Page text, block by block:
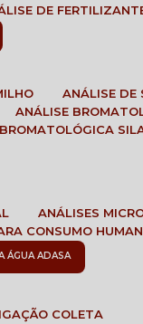
DE
ANÁLISE
ANÁLISE
BROMATOLÓGICA
ANÁLISES
CONSUMO
ÁGUA ADASA
COLETA